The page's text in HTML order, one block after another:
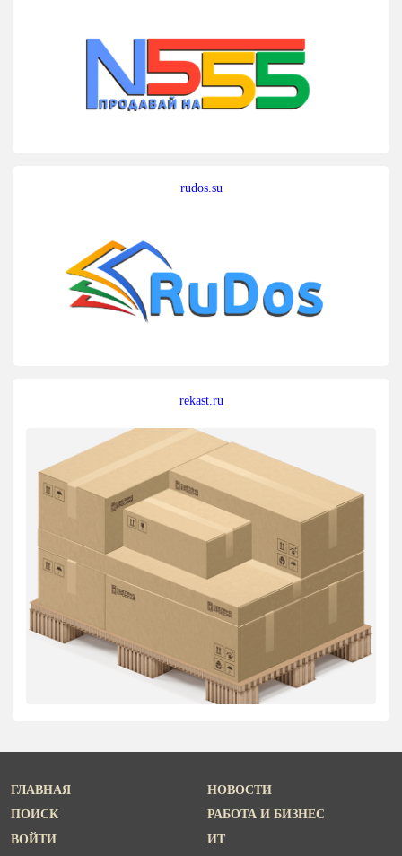
rudos.su
rekast.ru
ГЛАВНАЯ
ПОИСК
ВОЙТИ
НОВОСТИ
РАБОТА И БИЗНЕС
ИТ